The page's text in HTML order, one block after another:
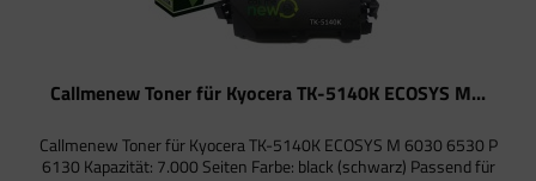
Callmenew Toner für Kyocera TK-5140K ECOSYS M...
Callmenew Toner für Kyocera TK-5140K ECOSYS M 6030 6530 P
6130 Kapazität: 7.000 Seiten Farbe: black (schwarz) Passend für